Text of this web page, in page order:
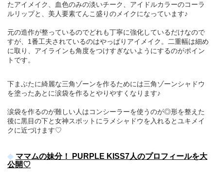
たアイメイク、血色のみの淡いチーク、アイドルカラーのコーラ
ルリップと、美人要素てんこ盛りのメイクになっています♪
元の造作が整っているのでどれも丁寧に強化しているだけなので
すが、1番工夫されているのはやっぱりアイメイク。二重幅は細め
に取り、アイラインも角度をつけすぎないようにするのがポイン
トです。
下まぶたに綺麗な三角ゾーンを作るためには三角ゾーンシャドウ
を塗ったあとに涙袋を作るとやりやすくなります♪
涙袋を作るのが難しい人はコンシーラーを使うのが◎形を整えた
後に黒目の下と女神スポットにラメシャドウを入れるとユキメイ
クに近づけます♡
ママムの妹分！ PURPLE KISS7人のプロフィールを大
公開♡